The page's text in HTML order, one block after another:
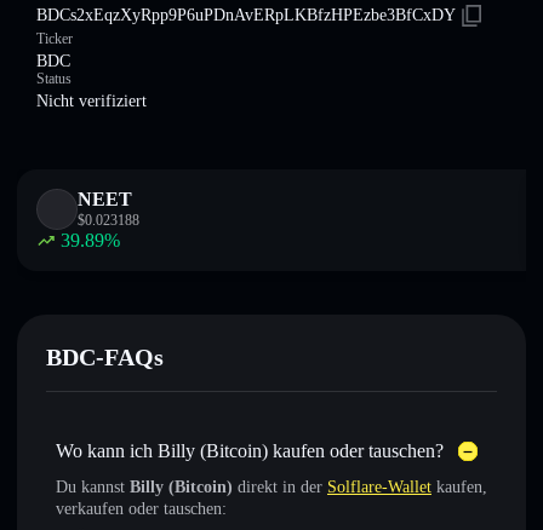
BDCs2xEqzXyRpp9P6uPDnAvERpLKBfzHPEzbe3BfCxDY
Ticker
BDC
Status
Nicht verifiziert
NEET
$0.023188
39.89%
BDC-FAQs
Wo kann ich Billy (Bitcoin) kaufen oder tauschen?
Du kannst Billy (Bitcoin) direkt in der Solflare-Wallet kaufen,
verkaufen oder tauschen: